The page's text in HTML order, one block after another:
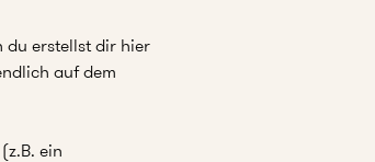
du erstellst dir hier
auf dem
ein